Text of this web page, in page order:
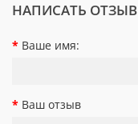
НАПИСАТЬ ОТЗЫВ
Ваше имя:
Ваш отзыв